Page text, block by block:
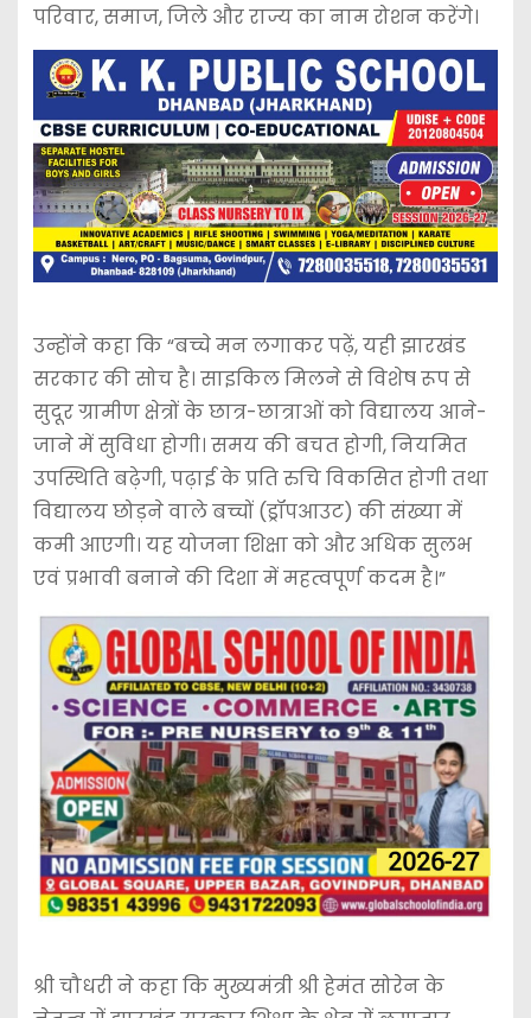
परिवार, समाज, जिले और राज्य का नाम रोशन करेंगे।
उन्होंने कहा कि “बच्चे मन लगाकर पढ़ें, यही झारखंड
सरकार की सोच है। साइकिल मिलने से विशेष रूप से
सुदूर ग्रामीण क्षेत्रों के छात्र-छात्राओं को विद्यालय आने-
जाने में सुविधा होगी। समय की बचत होगी, नियमित
उपस्थिति बढ़ेगी, पढ़ाई के प्रति रुचि विकसित होगी तथा
विद्यालय छोड़ने वाले बच्चों (ड्रॉपआउट) की संख्या में
कमी आएगी। यह योजना शिक्षा को और अधिक सुलभ
एवं प्रभावी बनाने की दिशा में महत्वपूर्ण कदम है।”
श्री चौधरी ने कहा कि मुख्यमंत्री श्री हेमंत सोरेन के